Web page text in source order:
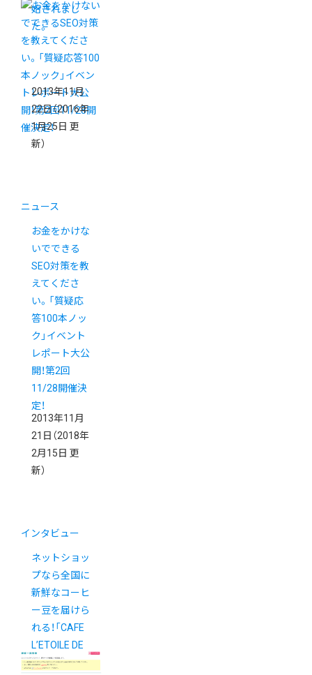
始されまし
た。
2013年11月
22日（2016年
1月25日 更
新）
ニュース
お金をかけな
いでできる
SEO対策を教
えてくださ
い。「質疑応
答100本ノッ
ク」イベント
レポート大公
開！第2回
11/28開催決
定！
2013年11月
21日 （2018年
2月15日 更
新）
インタビュー
ネットショッ
プなら全国に
新鮮なコーヒ
ー豆を届けら
れる！「CAFE
L’ETOILE DE
MER」インタ